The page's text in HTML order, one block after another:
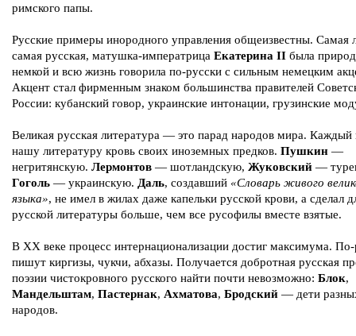
римского папы.
Русские примеры инородного управления общеизвестны. Самая
самая русская, матушка-императрица Екатерина II была
немкой и всю жизнь говорила по-русски с сильным немецким
Акцент стал фирменным знаком большинства правителей
России: кубанский говор, украинские интонации, грузинские
Великая русская литература — это парад народов мира. Каждый
нашу литературу кровь своих иноземных предков. Пушкин —
негритянскую. Лермонтов — шотландскую, Жуковский —
Гоголь — украинскую. Даль, создавший «Словарь живого
языка», не имел в жилах даже капельки русской крови, а сделал
русской литературы больше, чем все русофилы вместе взятые.
В XX веке процесс интернационализации достиг максимума. По-
пишут киргизы, чукчи, абхазы. Получается добротная русская
поэзии чистокровного русского найти почти невозможно: Блок,
Мандельштам, Пастернак, Ахматова, Бродский — дети
народов.